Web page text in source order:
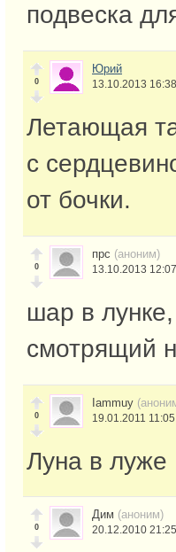
подвеска
0
Юрий
13.10.2013 16:38
Летающая
с
от бочки.
0
прс (аноним)
13.10.2013 12:07
шар в
смотрящий
0
Iammuy
19.01.2011 11:05
Луна в луже
0
Дим (аноним)
20.12.2010 21:25